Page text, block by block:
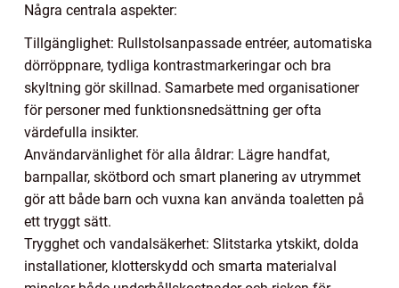
Några centrala aspekter:
Tillgänglighet: Rullstolsanpassade entréer, automatiska
dörröppnare, tydliga kontrastmarkeringar och bra
skyltning gör skillnad. Samarbete med organisationer
för personer med funktionsnedsättning ger ofta
värdefulla insikter.
Användarvänlighet för alla åldrar: Lägre handfat,
barnpallar, skötbord och smart planering av utrymmet
gör att både barn och vuxna kan använda toaletten på
ett tryggt sätt.
Trygghet och vandalsäkerhet: Slitstarka ytskikt, dolda
installationer, klotterskydd och smarta materialval